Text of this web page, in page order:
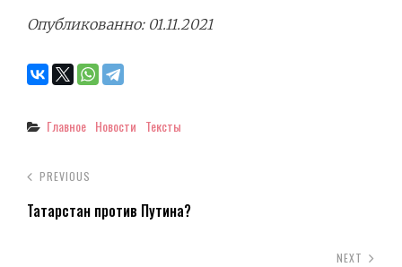
Опубликованно: 01.11.2021
Categories
Главное Новости Тексты
PREVIOUS
Татарстан против Путина?
NEXT